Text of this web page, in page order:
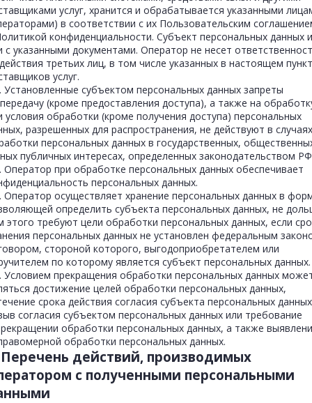
услуг, хранится и обрабатывается указанными
в соответствии с их Пользовательским
конфиденциальности. Субъект персональных данных
с указанными документами. Оператор не несет
третьих лиц, в том числе указанных в настоящем
услуг.
Установленные субъектом персональных данных запреты
(кроме предоставления доступа), а также на
условия обработки (кроме получения доступа) персональных
разрешенных для распространения, не действуют в случаях
персональных данных в государственных,
публичных интересах, определенных законодательством
Оператор при обработке персональных данных обеспечивает
персональных данных.
Оператор осуществляет хранение персональных данных в
определить субъекта персональных данных, не
этого требуют цели обработки персональных данных, если
персональных данных не установлен федеральным
стороной которого, выгодоприобретателем или
по которому является субъект персональных данных.
Условием прекращения обработки персональных данных
достижение целей обработки персональных данных,
срока действия согласия субъекта персональных
согласия субъектом персональных данных или требование
обработки персональных данных, а также
обработки персональных данных.
действий, производимых
с полученными персональными